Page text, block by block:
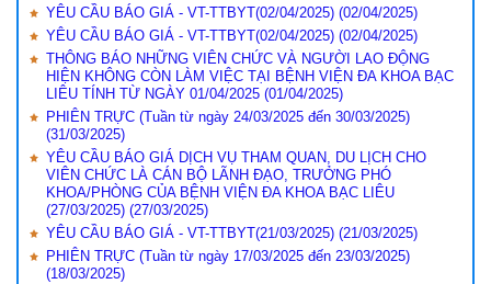
YÊU CẦU BÁO GIÁ - VT-TTBYT(02/04/2025) (02/04/2025)
YÊU CẦU BÁO GIÁ - VT-TTBYT(02/04/2025) (02/04/2025)
THÔNG BÁO NHỮNG VIÊN CHỨC VÀ NGƯỜI LAO ĐỘNG
HIỆN KHÔNG CÒN LÀM VIỆC TẠI BỆNH VIỆN ĐA KHOA BẠC
LIÊU TÍNH TỪ NGÀY 01/04/2025 (01/04/2025)
PHIÊN TRỰC (Tuần từ ngày 24/03/2025 đến 30/03/2025)
(31/03/2025)
YÊU CẦU BÁO GIÁ DỊCH VỤ THAM QUAN, DU LỊCH CHO
VIÊN CHỨC LÀ CÁN BỘ LÃNH ĐẠO, TRƯỞNG PHÓ
KHOA/PHÒNG CỦA BỆNH VIỆN ĐA KHOA BẠC LIÊU
(27/03/2025) (27/03/2025)
YÊU CẦU BÁO GIÁ - VT-TTBYT(21/03/2025) (21/03/2025)
PHIÊN TRỰC (Tuần từ ngày 17/03/2025 đến 23/03/2025)
(18/03/2025)